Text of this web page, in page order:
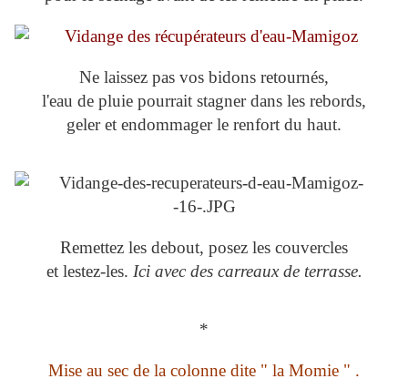
Ne laissez pas vos bidons retournés,
l'eau de pluie pourrait stagner dans les rebords,
geler et endommager le renfort du haut.
Remettez les debout, posez les couvercles
et lestez-les. Ici avec des carreaux de terrasse.
*
Mise au sec de la colonne dite " la Momie " .